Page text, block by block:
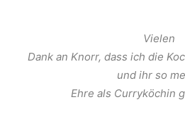
Vielen
Dank an Knorr, dass ich die
und ihr so
Ehre als Curryköchin